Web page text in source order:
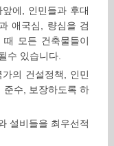
에, 인민들과 후대
애국심, 량심을 검
모든 건축물들이
수 있습니다.
의 건설정책, 인민
준수, 보장하도록 하
설비들을 최우선적